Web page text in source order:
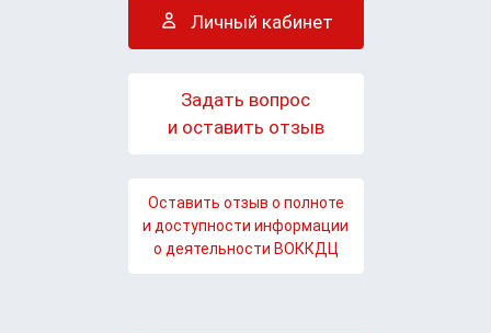
Личный кабинет
Задать вопрос
и оставить отзыв
Оставить отзыв о полноте
и доступности информации
о деятельности ВОККДЦ